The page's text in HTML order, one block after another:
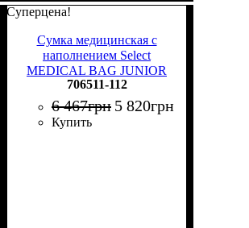
Суперцена!
Сумка медицинская с
наполнением Select
MEDICAL BAG JUNIOR
V25 70L черная 706511-112
706511-112
6 467грн 5 820грн
Купить